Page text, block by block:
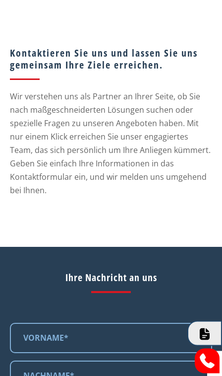
Kontaktieren Sie uns und lassen Sie uns
gemeinsam Ihre Ziele erreichen.
Wir verstehen uns als Partner an Ihrer Seite, ob Sie
nach maßgeschneiderten Lösungen suchen oder
spezielle Fragen zu unseren Angeboten haben. Mit
nur einem Klick erreichen Sie unser engagiertes
Team, das sich persönlich um Ihre Anliegen kümmert.
Geben Sie einfach Ihre Informationen in das
Kontaktformular ein, und wir melden uns umgehend
bei Ihnen.
Ihre Nachricht an uns